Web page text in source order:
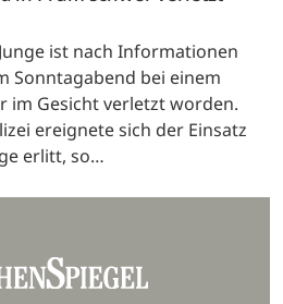
ist nach Informationen
Sonntagabend bei einem
im Gesicht verletzt worden.
ereignete sich der Einsatz
erlitt, so…